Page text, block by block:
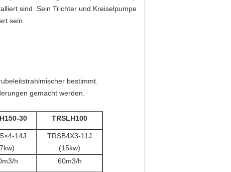
sind. Sein Trichter und Kreiselpumpe
sein.
bestimmt.
gemacht werden.
30 TRSLH100
14J
TRSB4X3-11J
(15kw)
h 60m3/h